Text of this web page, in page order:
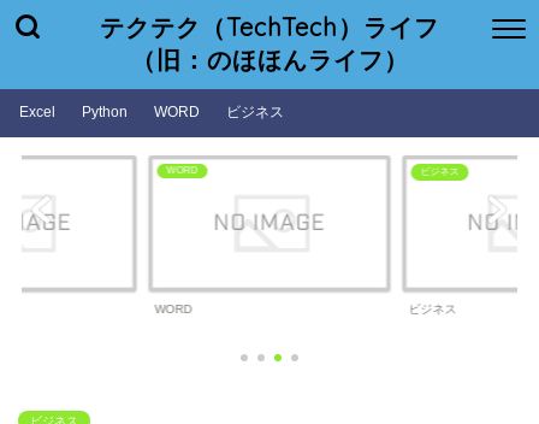
テクテク（TechTech）ライフ
（旧：のほほんライフ）
Excel Python WORD ビジネス
WORD
WORD
ビジネス
ビジネス
ビジネス